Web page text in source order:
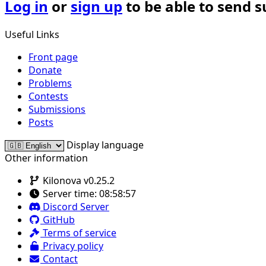
Log in or sign upto be able to send
Useful Links
Front page
Donate
Problems
Contests
Submissions
Posts
Display language
Other information
Kilonova v0.25.2
Server time: 08:58:57
Discord Server
GitHub
Terms of service
Privacy policy
Contact